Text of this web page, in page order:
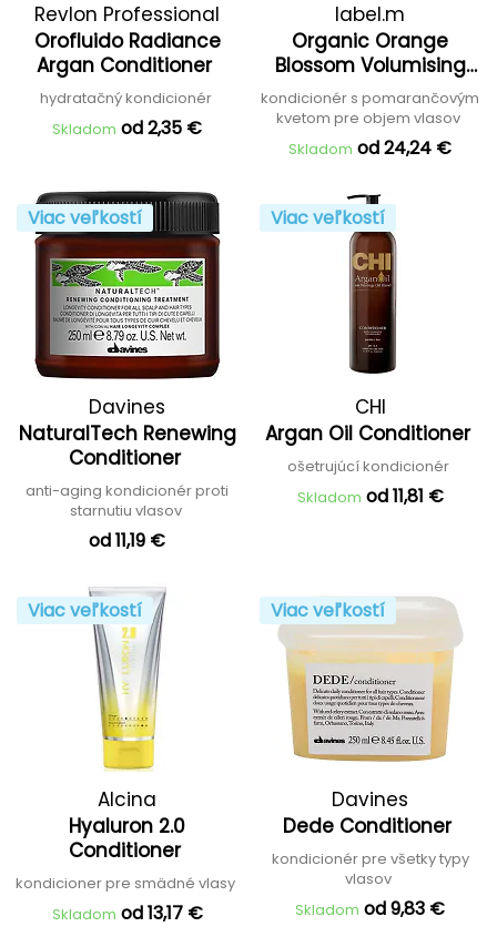
Revlon Professional
Orofluido Radiance
Argan Conditioner
hydratačný kondicionér
Skladom od 2,35 €
label.m
Organic Orange
Blossom Volumising
Conditioner
kondicionér s pomarančovým
kvetom pre objem vlasov
Skladom od 24,24 €
Viac veľkostí
Davines
NaturalTech Renewing
Conditioner
anti-aging kondicionér proti
starnutiu vlasov
od 11,19 €
Viac veľkostí
CHI
Argan Oil Conditioner
ošetrujúcí kondicionér
Skladom od 11,81 €
Viac veľkostí
Alcina
Hyaluron 2.0
Conditioner
kondicioner pre smädné vlasy
Skladom od 13,17 €
Viac veľkostí
Davines
Dede Conditioner
kondicionér pre všetky typy
vlasov
Skladom od 9,83 €